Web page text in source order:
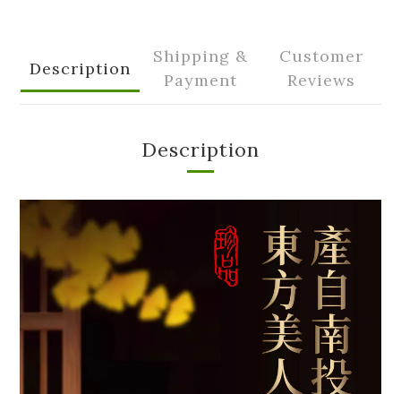
Description
Shipping &
Payment
Customer
Reviews
Description